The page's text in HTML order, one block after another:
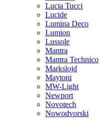
Lucia Tucci
Lucide
Lumina Deco
Lumion
Lussole
Mantra
Mantra Technico
Markslojd
Maytoni
MW-Light
Newport
Novotech
Nowodvorski